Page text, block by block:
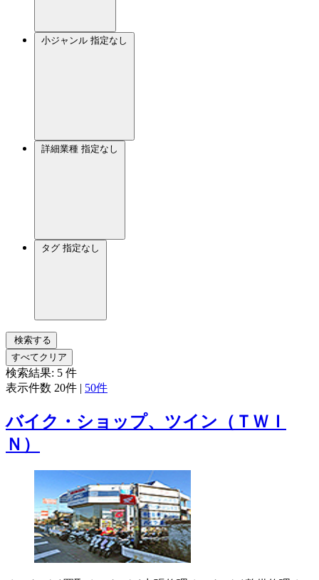
小ジャンル 指定なし
詳細業種 指定なし
タグ 指定なし
検索する
すべてクリア
検索結果: 5 件
表示件数 20件 | 50件
バイク・ショップ、ツイン（ＴＷＩ
Ｎ）